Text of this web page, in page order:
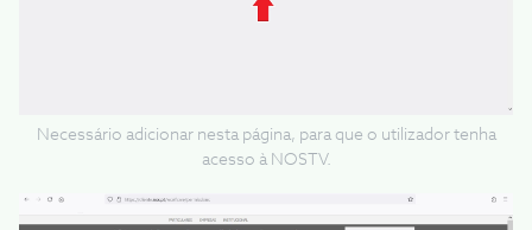
Necessário adicionar nesta página, para que o utilizador tenha
acesso à NOSTV.